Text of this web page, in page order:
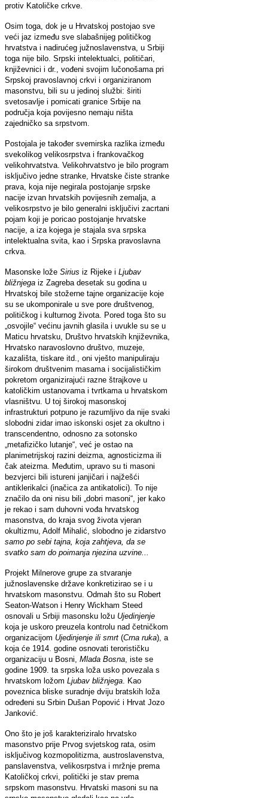
protiv Katoličke crkve.
Osim toga, dok je u Hrvatskoj postojao sve
veći jaz između sve slabašnijeg političkog
hrvatstva i nadirućeg južnoslavenstva, u Srbiji
toga nije bilo. Srpski intelektualci, političari,
književnici i dr., vođeni svojim lučonošama pri
Srpskoj pravoslavnoj crkvi i organiziranom
masonstvu, bili su u jedinoj službi: širiti
svetosavlje i pomicati granice Srbije na
područja koja povijesno nemaju ništa
zajedničko sa srpstvom.
Postojala je također svemirska razlika između
svekolikog velikosrpstva i frankovačkog
velikohrvatstva. Velikohrvatstvo je bilo program
isključivo jedne stranke, Hrvatske čiste stranke
prava, koja nije negirala postojanje srpske
nacije izvan hrvatskih povijesnih zemalja, a
velikosrpstvo je bilo generalni isključivi zacrtani
pojam koji je poricao postojanje hrvatske
nacije, a iza kojega je stajala sva srpska
intelektualna svita, kao i Srpska pravoslavna
crkva.
Masonske lože Sirius iz Rijeke i Ljubav
bližnjega iz Zagreba desetak su godina u
Hrvatskoj bile stožerne tajne organizacije koje
su se ukomponirale u sve pore društvenog,
političkog i kulturnog života. Pored toga što su
„osvojile“ većinu javnih glasila i uvukle su se u
Maticu hrvatsku, Društvo hrvatskih književnika,
Hrvatsko naravoslovno društvo, muzeje,
kazališta, tiskare itd., oni vješto manipuliraju
širokom društvenim masama i socijalističkim
pokretom organizirajući razne štrajkove u
katoličkim ustanovama i tvrtkama u hrvatskom
vlasništvu. U toj širokoj masonskoj
infrastrukturi potpuno je razumljivo da nije svaki
slobodni zidar imao iskonski osjet za okultno i
transcendentno, odnosno za sotonsko
„metafizičko lutanje“, već je ostao na
planimetrijskoj razini deizma, agnosticizma ili
čak ateizma. Međutim, upravo su ti masoni
bezvjerci bili istureni janjičari i najžešći
antiklerikalci (inačica za antikatolici). To nije
značilo da oni nisu bili „dobri masoni“, jer kako
je rekao i sam duhovni vođa hrvatskog
masonstva, do kraja svog života vjeran
okultizmu, Adolf Mihalić, slobodno je zidarstvo
samo po sebi tajna, koja zahtjeva, da se
svatko sam do poimanja njezina uzvine...
Projekt Milnerove grupe za stvaranje
južnoslavenske države konkretizirao se i u
hrvatskom masonstvu. Odmah što su Robert
Seaton-Watson i Henry Wickham Steed
osnovali u Srbiji masonsku ložu Ujedinjenje
koja je uskoro preuzela kontrolu nad četničkom
organizacijom Ujedinjenje ili smrt (Crna ruka), a
koja će 1914. godine osnovati terorističku
organizaciju u Bosni, Mlada Bosna , iste se
godine 1909. ta srpska loža usko povezala s
hrvatskom ložom Ljubav bližnjega Kao
poveznica bliske suradnje dviju bratskih loža
određeni su Srbin Dušan Popović i Hrvat Jozo
Janković.
Ono što je još karakteriziralo hrvatsko
masonstvo prije Prvog svjetskog rata, osim
isključivog kozmopolitizma, austroslavenstva,
panslavenstva, velikosrpstva i mržnje prema
Katoličkoj crkvi, politički je stav prema
srpskom masonstvu. Hrvatski masoni su na